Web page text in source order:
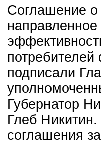
Соглашение о
подписали
Губернатор
Глеб
соглашения